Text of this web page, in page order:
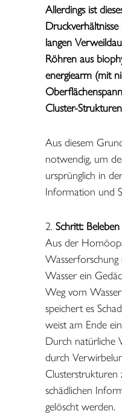
Allerdings ist
langen
Röhren aus
energiearm (mit
Cluster-
Aus diesem
notwendig, um
ursprünglich in
Information und
Schritt: Beleben
Aus der
Wasserforschung
Wasser ein
Weg vom
speichert es
weist am Ende
Durch natürliche
durch
Clusterstrukturen
schädlichen
gelöscht werden.